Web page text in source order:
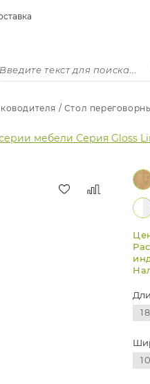
/ Стол
мебели Серия Gloss